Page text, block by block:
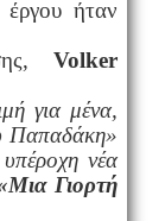
ήταν
Volker
για μένα,
Παπαδάκη»
νέα
Γιορτή